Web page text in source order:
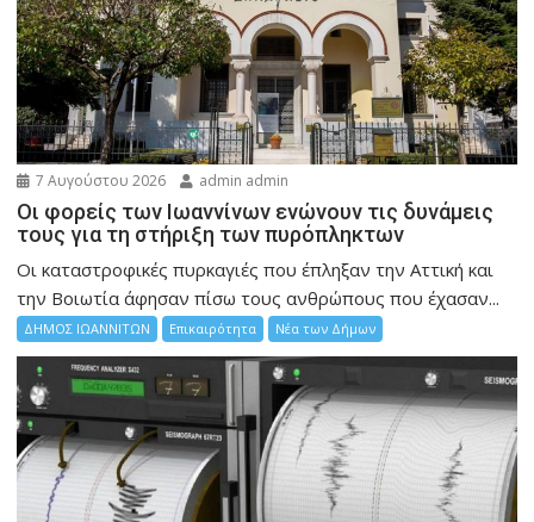
7 Αυγούστου 2026 admin admin
Οι φορείς των Ιωαννίνων ενώνουν τις δυνάμεις
τους για τη στήριξη των πυρόπληκτων
Οι καταστροφικές πυρκαγιές που έπληξαν την Αττική και
την Bοιωτία άφησαν πίσω τους ανθρώπους που έχασαν...
ΔΗΜΟΣ ΙΩΑΝΝΙΤΩΝ Επικαιρότητα Νέα των Δήμων